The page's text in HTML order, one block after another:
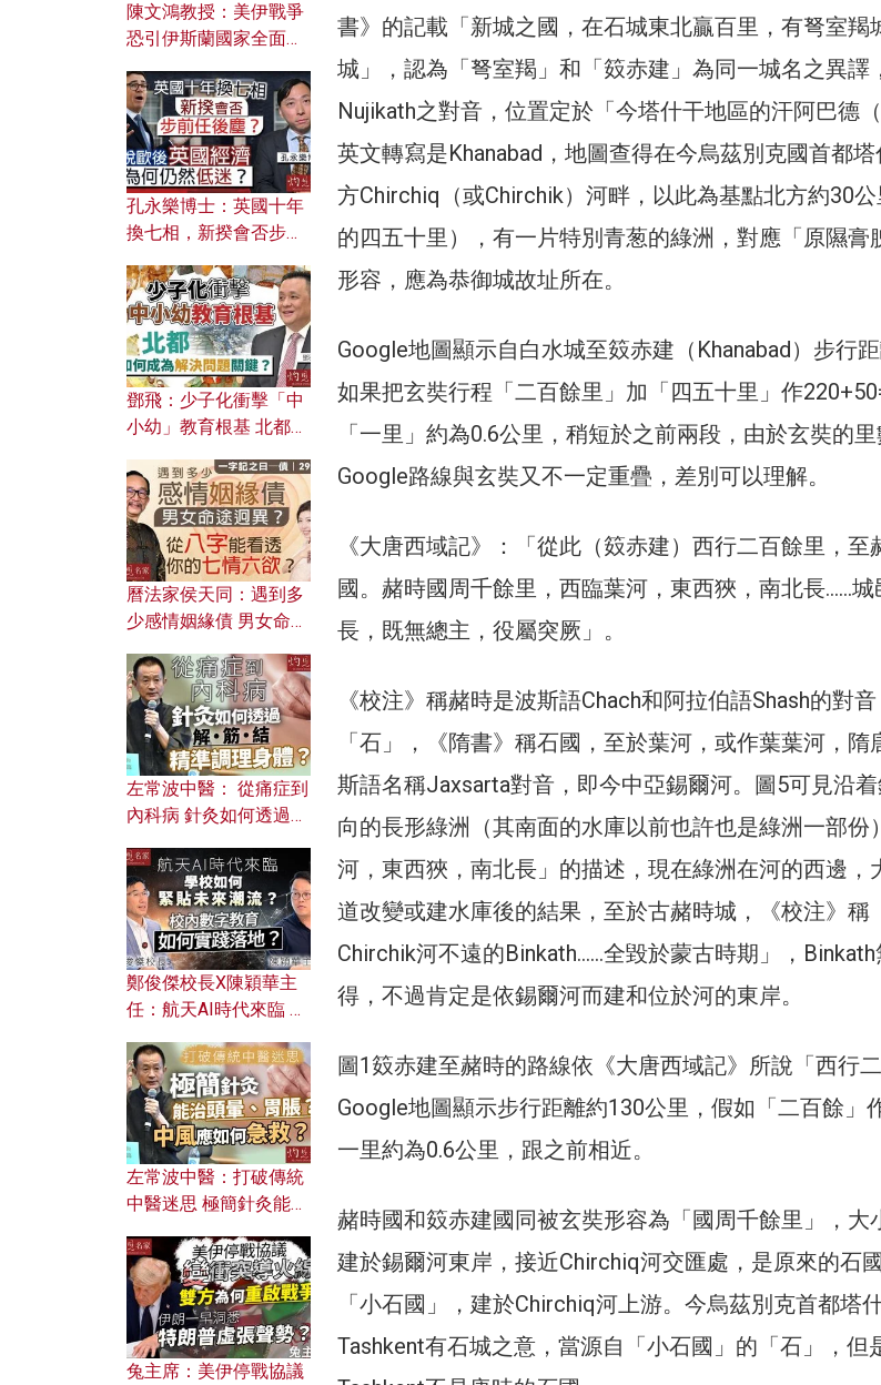
書》的記載「新城之國，在石城東北贏百里，有弩室羯
城」，認為「弩室羯」和「笯赤建」為同一城名之異譯
Nujikath之對音，位置定於「今塔什干地區的汗阿巴德
英文轉寫是Khanabad，地圖查得在今烏茲別克國首都
方Chirchiq（或Chirchik）河畔，以此為基點北方約30
的四五十里），有一片特別青葱的綠洲，對應「原隰膏
形容，應為恭御城故址所在。
Google地圖顯示自白水城至笯赤建（Khanabad）步行
如果把玄奘行程「二百餘里」加「四五十里」作
「一里」約為0.6公里，稍短於之前兩段，由於玄奘的
Google路線與玄奘又不一定重疊，差別可以理解。
《大唐西域記》：「從此（笯赤建）西行二百餘里，至
國。赭時國周千餘里，西臨葉河，東西狹，南北長……
長，既無總主，役屬突厥」。
《校注》稱赭時是波斯語Chach和阿拉伯語Shash的對
「石」，《隋書》稱石國，至於葉河，或作葉葉河，隋
斯語名稱Jaxsarta對音，即今中亞錫爾河。圖5可見沿
向的長形綠洲（其南面的水庫以前也許也是綠洲一部份
河，東西狹，南北長」的描述，現在綠洲在河的西邊，
道改變或建水庫後的結果，至於古赭時城，《校注》稱
Chirchik河不遠的Binkath……全毀於蒙古時期」，
得，不過肯定是依錫爾河而建和位於河的東岸。
圖1笯赤建至赭時的路線依《大唐西域記》所說「西行
Google地圖顯示步行距離約130公里，假如「二百餘」
一里約為0.6公里，跟之前相近。
赭時國和笯赤建國同被玄奘形容為「國周千餘里」，大
建於錫爾河東岸，接近Chirchiq河交匯處，是原來的石
「小石國」，建於Chirchiq河上游。今烏茲別克首都塔
Tashkent有石城之意，當源自「小石國」的「石」，但
陳文鴻教授：美伊戰爭
恐引伊斯蘭國家全面反
對付北約美國？
孔永樂博士：英國十年
換七相，新揆會否步前
濟為何仍然低迷？
鄧飛：少子化衝擊「中
小幼」教育根基 北都如
曆法家侯天同：遇到多
少感情姻緣債 男女命途
的七情六欲？
左常波中醫： 從痛症到
內科病 針灸如何透過解
鄭俊傑校長X陳穎華主
任：航天AI時代來臨 學
校內數字教育如何實踐
落地？
左常波中醫：打破傳統
中醫迷思 極簡針灸能治
何急救？
兔主席：美伊停戰協議